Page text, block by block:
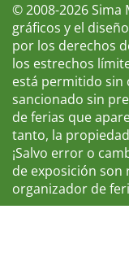
© 2008-2026 Sima
gráficos y el
por los derechos
los estrechos
está permitido sin
sancionado sin
de ferias que
tanto, la
¡Salvo error o
de exposición son
organizador de